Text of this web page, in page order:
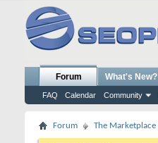
Forum
FAQ Calendar Community
What's New?
Forum The Marketplace